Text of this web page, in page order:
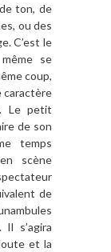
ton, de
ou des
C’est le
se
coup,
caractère
Le petit
de son
temps
scène
de
s’agira
et la